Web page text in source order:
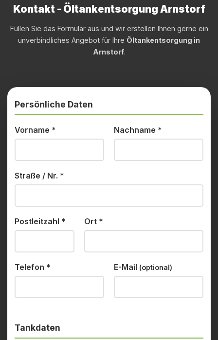
Kontakt - Öltankentsorgung Arnstorf
Füllen Sie das Formular aus und wir erstellen Ihnen gerne ein
unverbindliches Angebot für Ihre Öltankentsorgung in
Arnstorf.
Persönliche Daten
Vorname * Nachname *
Straße / Nr. *
Postleitzahl * Ort *
Telefon * E-Mail (optional)
Tankdaten